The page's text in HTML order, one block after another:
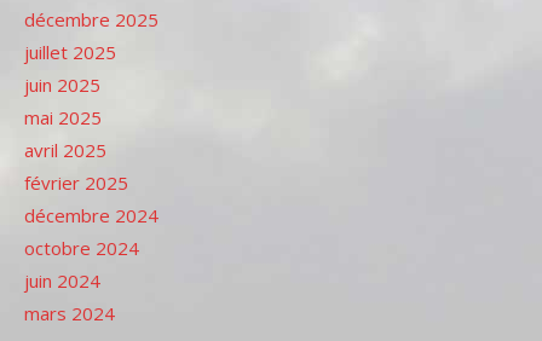
décembre 2025
juillet 2025
juin 2025
mai 2025
avril 2025
février 2025
décembre 2024
octobre 2024
juin 2024
mars 2024